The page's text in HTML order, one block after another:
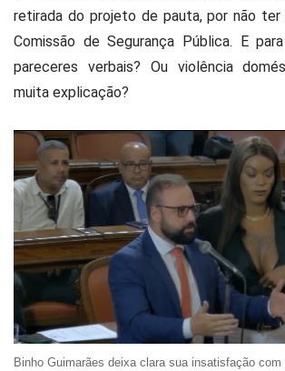
retirada do projeto de pauta, por não ter
Comissão de Segurança Pública. E
pareceres verbais? Ou violência
muita explicação?
Binho Guimarães deixa clara sua insatisfação